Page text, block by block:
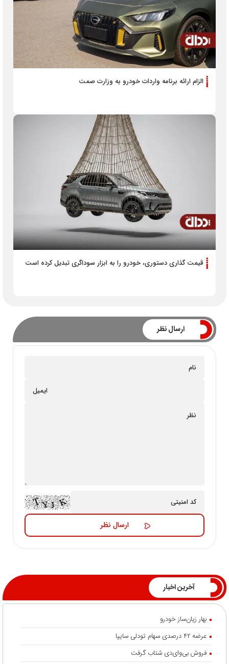
الزام ارائه برنامه واردات خودرو به وزارت صمت
قیمت گذاری دستوری، خودرو را به ابزار سوداگری تبدیل کرده است
ارسال نظر
آخرین اخبار
بهار زیان‌ساز خودرو
عرضه ۴۲ درصدی سهام تودلی سایپا
فروش بی‌وای‌دی شتاب گرفت